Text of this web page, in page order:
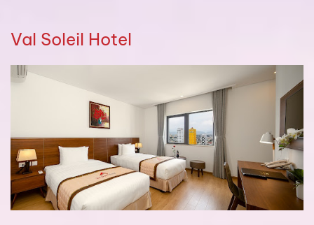
Val Soleil Hotel